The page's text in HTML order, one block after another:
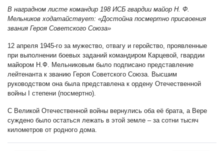
В наградном листе командир 198 ИСБ гвардии майор Н. Ф.
Мельников ходатайствует: «Достойна посмертно присвоения
звания Героя Советского Союза»
12 апреля 1945-го за мужество, отвагу и геройство, проявленные
при выполнении боевых заданий командиром Карцевой, гвардии
майором Н.Ф. Мельниковым было подписано представление
лейтенанта к званию Героя Советского Союза. Высшим
руководством она была представлена к ордену Отечественной
войны I степени (посмертно).
С Великой Отечественной войны вернулись оба её брата, а Вере
суждено было остаться лежать в этой земле – за сотни тысяч
километров от родного дома.